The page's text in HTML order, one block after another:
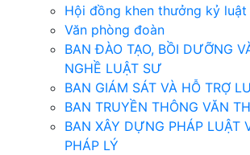
Hội đồng khen thưởng kỷ luật
Văn phòng đoàn
BAN ĐÀO TẠO, BỒI DƯỠNG
NGHỀ LUẬT SƯ
BAN GIÁM SÁT VÀ HỖ TRỢ
BAN TRUYỀN THÔNG VĂN
BAN XÂY DỰNG PHÁP LUẬT
PHÁP LÝ